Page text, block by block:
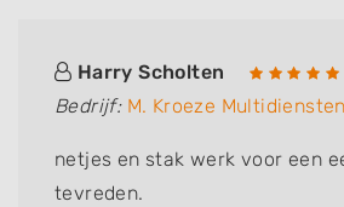
Harry Scholten
Bedrijf: M. Kroeze Multidiensten
netjes en stak werk voor een
tevreden.